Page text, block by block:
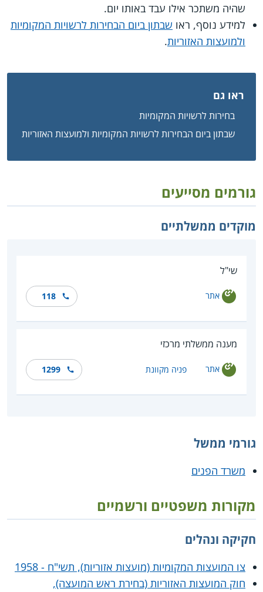
שהיה משתכר אילו עבד באותו יום.
למידע נוסף, ראו שבתון ביום הבחירות לרשויות המקומיות
ולמועצות האזוריות.
ראו גם
בחירות לרשויות המקומיות
שבתון ביום הבחירות לרשויות המקומיות ולמועצות האזוריות
גורמים מסייעים
מוקדים ממשלתיים
שי"ל
אתר 118
מענה ממשלתי מרכזי
אתר פניה מקוונת 1299
גורמי ממשל
משרד הפנים
מקורות משפטיים ורשמיים
חקיקה ונהלים
צו המועצות המקומיות (מועצות אזוריות), תשי"ח - 1958
חוק המועצות האזוריות (בחירת ראש המועצה),